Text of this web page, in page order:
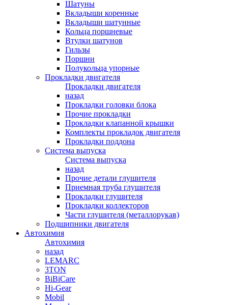
Шатуны
Вкладыши коренные
Вкладыши шатунные
Кольца поршневые
Втулки шатунов
Гильзы
Поршни
Полукольца упорные
Прокладки двигателя
Прокладки двигателя
назад
Прокладки головки блока
Прочие прокладки
Прокладки клапанной крышки
Комплекты прокладок двигателя
Прокладки поддона
Система выпуска
Система выпуска
назад
Прочие детали глушителя
Приемная труба глушителя
Прокладки глушителя
Прокладки коллекторов
Части глушителя (металлорукав)
Подшипники двигателя
Автохимия
Автохимия
назад
LEMARC
3TON
BiBiCare
Hi-Gear
Mobil